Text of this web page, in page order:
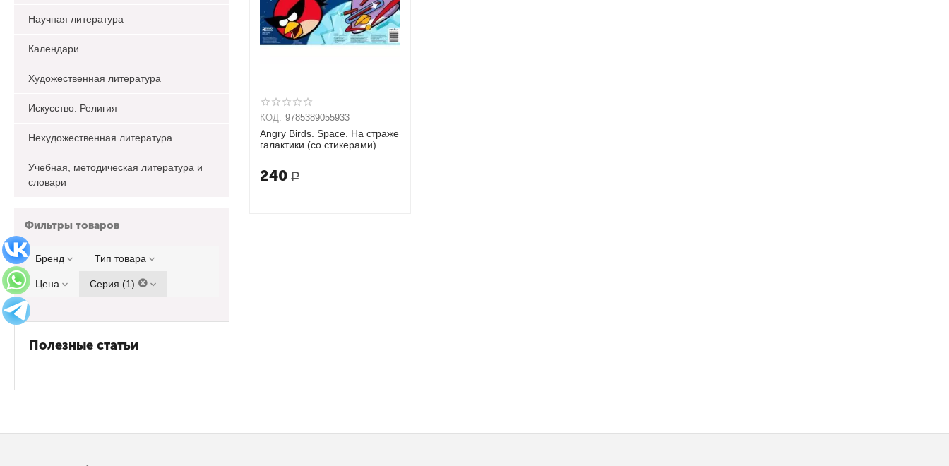
Научная литература
Календари
Художественная литература
Искусство. Религия
Нехудожественная литература
Учебная, методическая литература и
словари
Фильтры товаров
Бренд Тип товара
Цена Серия (1)
Полезные статьи
КОД: 9785389055933
Angry Birds. Space. На страже
галактики (со стикерами)
240 Р